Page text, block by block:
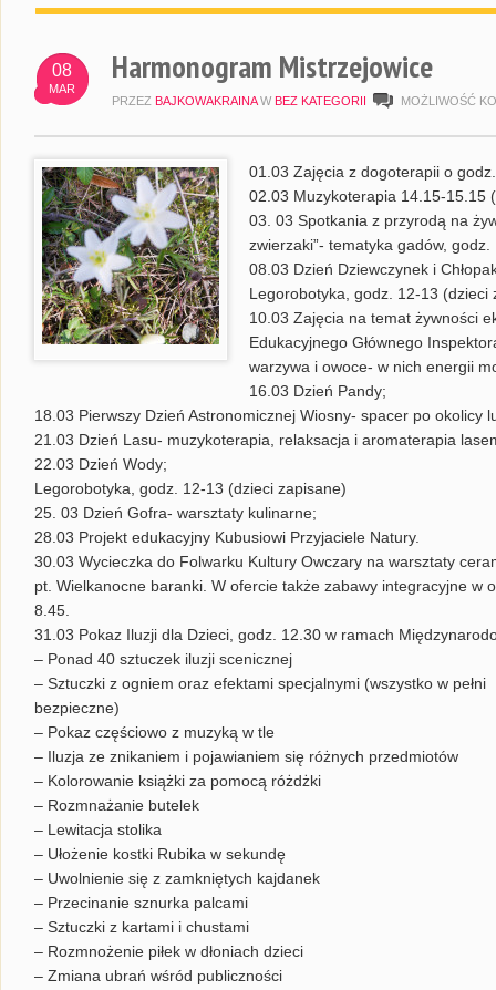
08
MAR
Harmonogram Mistrzejowice
PRZEZ BAJKOWAKRAINA W BEZ KATEGORII MOŻLIWOŚĆ
01.03 Zajęcia z dogoterapii o
02.03 Muzykoterapia 14.15-15.15
03. 03 Spotkania z przyrodą na
zwierzaki”- tematyka gadów, godz.
08.03 Dzień Dziewczynek i
Legorobotyka, godz. 12-13 (dzieci
10.03 Zajęcia na temat żywności
Edukacyjnego Głównego
warzywa i owoce- w nich energii
16.03 Dzień Pandy;
18.03 Pierwszy Dzień Astronomicznej Wiosny- spacer po okolicy
21.03 Dzień Lasu- muzykoterapia, relaksacja i aromaterapia
22.03 Dzień Wody;
Legorobotyka, godz. 12-13 (dzieci zapisane)
25. 03 Dzień Gofra- warsztaty kulinarne;
28.03 Projekt edukacyjny Kubusiowi Przyjaciele Natury.
30.03 Wycieczka do Folwarku Kultury Owczary na warsztaty
pt. Wielkanocne baranki. W ofercie także zabawy integracyjne w
8.45.
31.03 Pokaz Iluzji dla Dzieci, godz. 12.30 w ramach
– Ponad 40 sztuczek iluzji scenicznej
– Sztuczki z ogniem oraz efektami specjalnymi (wszystko w pełni
bezpieczne)
– Pokaz częściowo z muzyką w tle
– Iluzja ze znikaniem i pojawianiem się różnych przedmiotów
– Kolorowanie książki za pomocą różdżki
– Rozmnażanie butelek
– Lewitacja stolika
– Ułożenie kostki Rubika w sekundę
– Uwolnienie się z zamkniętych kajdanek
– Przecinanie sznurka palcami
– Sztuczki z kartami i chustami
– Rozmnożenie piłek w dłoniach dzieci
– Zmiana ubrań wśród publiczności